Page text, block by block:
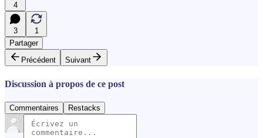
4
3
1
Partager
Précédent
Suivant
Discussion à propos de ce post
Commentaires Restacks